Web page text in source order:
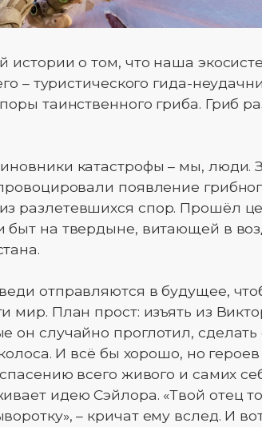
истории о том, что наша
– туристического гида-
таинственного гриба. Гриб
катастрофы – мы, люди.
появление
разлетевшихся спор. Прошёл
быт на твердыне, витающей в
отправляются в будущее,
мир. План прост: изъять из
он случайно проглотил, сделать
И всё бы хорошо, но
всего живого и самих
идею Сэйлора. «Твой отец
– кричат ему вслед. И